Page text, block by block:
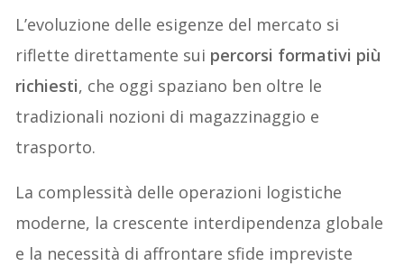
L’evoluzione delle esigenze del mercato si
riflette direttamente sui percorsi formativi più
richiesti, che oggi spaziano ben oltre le
tradizionali nozioni di magazzinaggio e
trasporto.
La complessità delle operazioni logistiche
moderne, la crescente interdipendenza globale
e la necessità di affrontare sfide impreviste